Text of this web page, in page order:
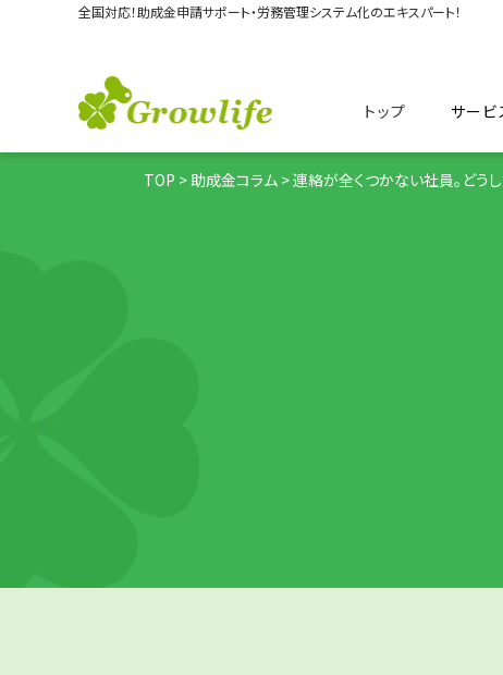
全国対応！助成金申請サポート・労務管理システム化のエキスパート！
トップ サービ
TOP >助成金コラム > 連絡が全くつかない社員。どう